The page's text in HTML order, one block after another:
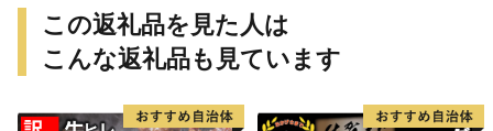
この返礼品を見た人は
こんな返礼品も見ています